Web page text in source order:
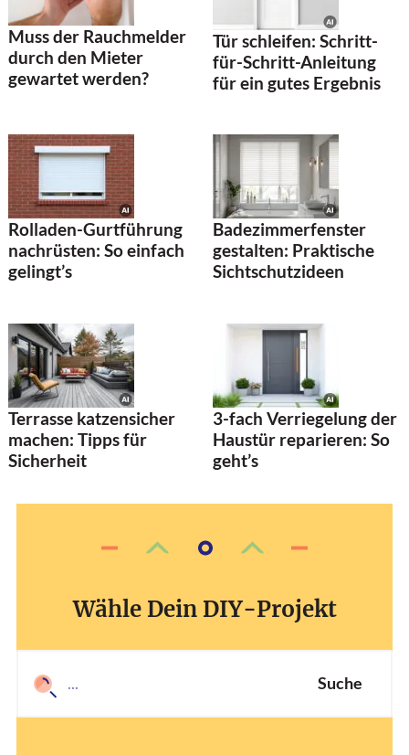
Muss der Rauchmelder
durch den Mieter
gewartet werden?
Tür schleifen: Schritt-
für-Schritt-Anleitung
für ein gutes Ergebnis
Rolladen-Gurtführung
nachrüsten: So einfach
gelingt’s
Badezimmerfenster
gestalten: Praktische
Sichtschutzideen
Terrasse katzensicher
machen: Tipps für
Sicherheit
3-fach Verriegelung der
Haustür reparieren: So
geht’s
Wähle Dein DIY-Projekt
Suche